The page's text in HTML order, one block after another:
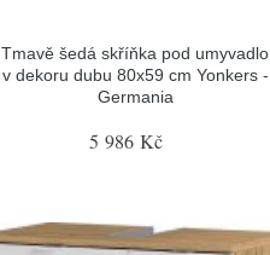
Tmavě šedá skříňka pod umyvadlo
v dekoru dubu 80x59 cm Yonkers -
Germania
5 986 Kč